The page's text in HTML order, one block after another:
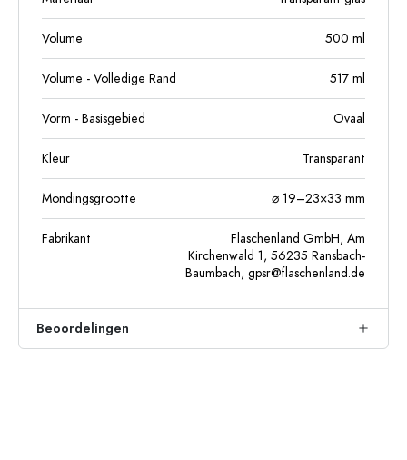
Volume 500 ml
Volume - Volledige Rand 517 ml
Vorm - Basisgebied Ovaal
Kleur Transparant
Mondingsgrootte ⌀ 19–23×33 mm
Fabrikant
Flaschenland GmbH, Am
Kirchenwald 1, 56235 Ransbach-
Baumbach, gpsr@flaschenland.de
Beoordelingen